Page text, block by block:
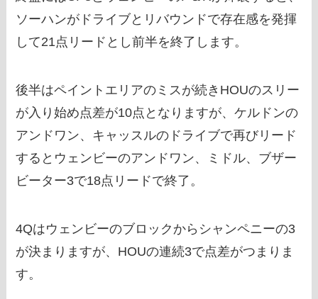
ソーハンがドライブとリバウンドで存在感を発揮
して21点リードとし前半を終了します。
後半はペイントエリアのミスが続きHOUのスリー
が入り始め点差が10点となりますが、ケルドンの
アンドワン、キャッスルのドライブで再びリード
するとウェンビーのアンドワン、ミドル、ブザー
ビーター3で18点リードで終了。
4Qはウェンビーのブロックからシャンペニーの3
が決まりますが、HOUの連続3で点差がつまりま
す。